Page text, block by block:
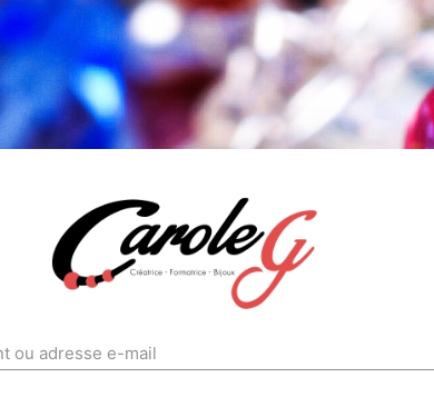
ou adresse e-mail